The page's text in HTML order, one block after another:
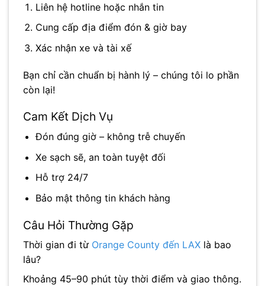
Liên hệ hotline hoặc nhắn tin
Cung cấp địa điểm đón & giờ bay
Xác nhận xe và tài xế
Bạn chỉ cần chuẩn bị hành lý – chúng tôi lo phần
còn lại!
Cam Kết Dịch Vụ
Đón đúng giờ – không trễ chuyến
Xe sạch sẽ, an toàn tuyệt đối
Hỗ trợ 24/7
Bảo mật thông tin khách hàng
Câu Hỏi Thường Gặp
Thời gian đi từ Orange County đến LAX là bao
lâu?
Khoảng 45–90 phút tùy thời điểm và giao thông.